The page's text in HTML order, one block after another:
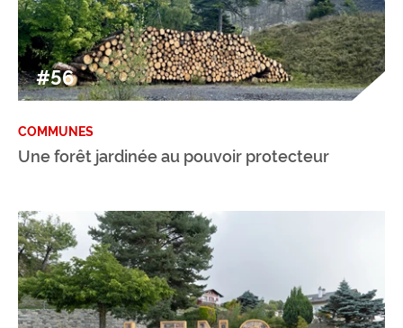
#56
COMMUNES
Une forêt jardinée au pouvoir protecteur